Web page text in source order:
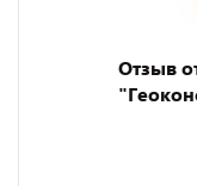
Отзыв